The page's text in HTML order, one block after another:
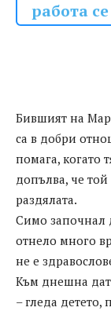
работа
Бившият на
са в добри
помага, когато
допълва, че
раздялата.
Симо започнал
отнело много
не е
Към днешна
– гледа детето,